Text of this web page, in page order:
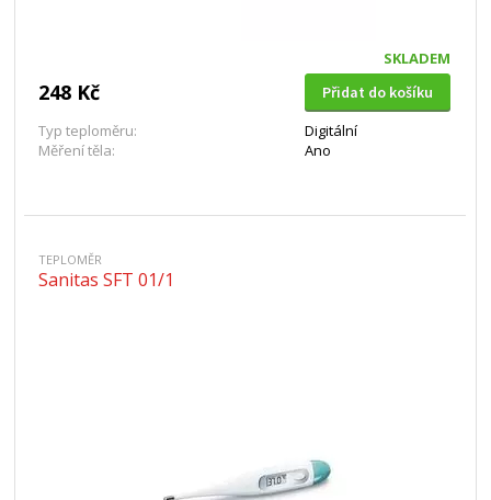
SKLADEM
248 Kč
Přidat do košíku
Typ teploměru:
Digitální
Měření těla:
Ano
TEPLOMĚR
Sanitas SFT 01/1